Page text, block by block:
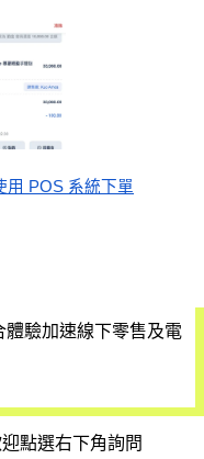
用 POS 系統下單
體驗加速線下零售及電
點選右下角詢問